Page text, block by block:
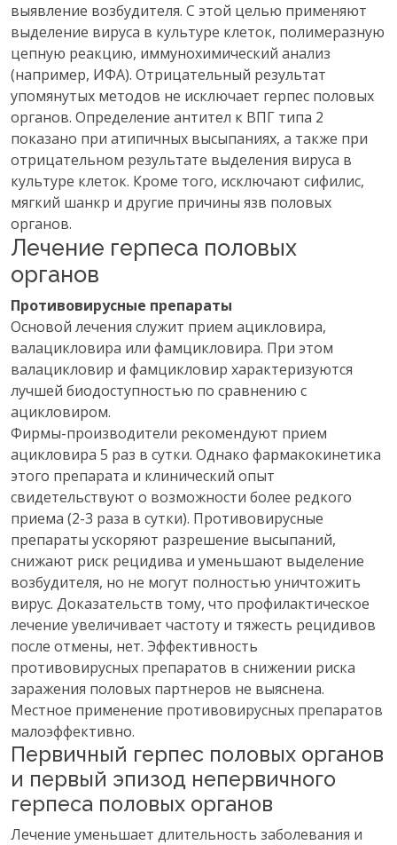
выявление возбудителя. С этой целью применяют
выделение вируса в культуре клеток, полимеразную
цепную реакцию, иммунохимический анализ
(например, ИФА). Отрицательный результат
упомянутых методов не исключает герпес половых
органов. Определение антител к ВПГ типа 2
показано при атипичных высыпаниях, а также при
отрицательном результате выделения вируса в
культуре клеток. Кроме того, исключают сифилис,
мягкий шанкр и другие причины язв половых
органов.
Лечение герпеса половых
органов
Противовирусные препараты
Основой лечения служит прием ацикловира,
валацикловира или фамцикловира. При этом
валацикловир и фамцикловир характеризуются
лучшей биодоступностью по сравнению с
ацикловиром.
Фирмы-производители рекомендуют прием
ацикловира 5 раз в сутки. Однако фармакокинетика
этого препарата и клинический опыт
свидетельствуют о возможности более редкого
приема (2-3 раза в сутки). Противовирусные
препараты ускоряют разрешение высыпаний,
снижают риск рецидива и уменьшают выделение
возбудителя, но не могут полностью уничтожить
вирус. Доказательств тому, что профилактическое
лечение увеличивает частоту и тяжесть рецидивов
после отмены, нет. Эффективность
противовирусных препаратов в снижении риска
заражения половых партнеров не выяснена.
Местное применение противовирусных препаратов
малоэффективно.
Первичный герпес половых органов
и первый эпизод непервичного
герпеса половых органов
Лечение уменьшает длительность заболевания и